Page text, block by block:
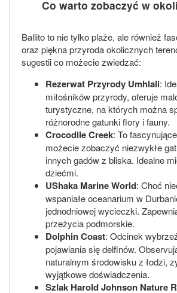
Co warto zobaczyć w
Ballito to nie tylko plaże, ale również
oraz piękna przyroda okolicznych
sugestii co możecie zwiedzać:
Rezerwat Przyrody Umhlali:
miłośników przyrody, oferuje
turystyczne, na których można
różnorodne gatunki flory i fauny.
Crocodile Creek: To
możecie zobaczyć niezwykłe
innych gadów z bliska. Idealne
dziećmi.
UShaka Marine World: Choć
wspaniałe oceanarium w
jednodniowej wycieczki.
przeżycia podmorskie.
Dolphin Coast: Odcinek
pojawiania się delfinów.
naturalnym środowisku z łodzi,
wyjątkowe doświadczenia.
Szlak Harold Johnson Nature